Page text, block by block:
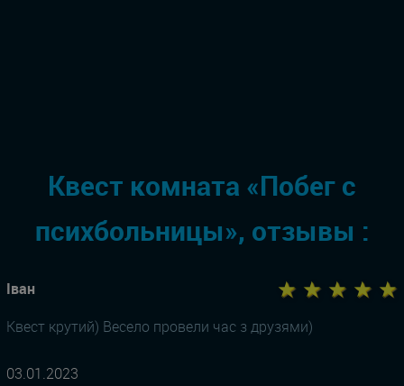
Квест комната «Побег с
психбольницы», отзывы :
Іван ★ ★ ★ ★ ★
Квест крутий) Весело провели час з друзями)
03.01.2023